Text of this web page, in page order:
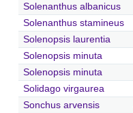
Solenanthus albanicus
Solenanthus stamineus
Solenopsis laurentia
Solenopsis minuta
Solenopsis minuta
Solidago virgaurea
Sonchus arvensis